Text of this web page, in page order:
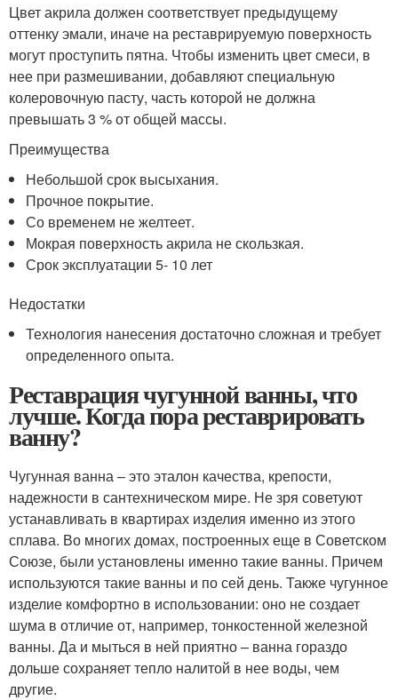
Цвет акрила должен соответствует предыдущему
оттенку эмали, иначе на реставрируемую поверхность
могут проступить пятна. Чтобы изменить цвет смеси, в
нее при размешивании, добавляют специальную
колеровочную пасту, часть которой не должна
превышать 3 % от общей массы.
Преимущества
Небольшой срок высыхания.
Прочное покрытие.
Со временем не желтеет.
Мокрая поверхность акрила не скользкая.
Срок эксплуатации 5- 10 лет
Недостатки
Технология нанесения достаточно сложная и требует
определенного опыта.
Реставрация чугунной ванны, что
лучше. Когда пора реставрировать
ванну?
Чугунная ванна – это эталон качества, крепости,
надежности в сантехническом мире. Не зря советуют
устанавливать в квартирах изделия именно из этого
сплава. Во многих домах, построенных еще в Советском
Союзе, были установлены именно такие ванны. Причем
используются такие ванны и по сей день. Также чугунное
изделие комфортно в использовании: оно не создает
шума в отличие от, например, тонкостенной железной
ванны. Да и мыться в ней приятно – ванна гораздо
дольше сохраняет тепло налитой в нее воды, чем
другие.